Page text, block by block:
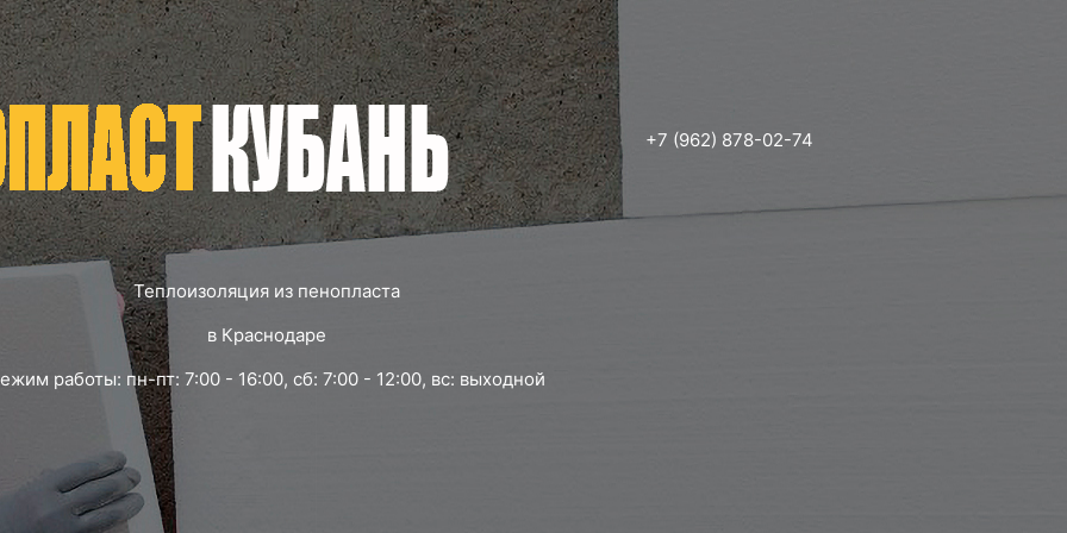
+7 (962) 878-02-74
Теплоизоляция из пенопласта
в Краснодаре
работы: пн-пт: 7:00 - 16:00, сб: 7:00 - 12:00, вс: выходной